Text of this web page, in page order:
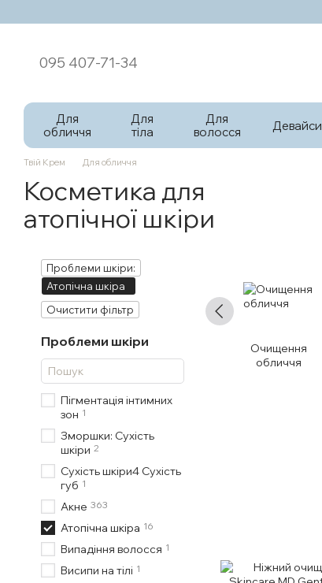
095 407-71-34
Для
обличчя
Для
тіла
Для
волосся
Девайси
Твій Крем Для обличчя
Косметика для
атопічної шкіри
Очищення
обличчя
Проблеми шкіри:
Атопічна шкіра
Очистити фільтр
Проблеми шкіри
Пігментація інтимних
зон 1
Зморшки: Сухість
шкіри 2
Сухість шкіри4 Сухість
губ 1
Акне 363
Атопічна шкіра 16
Випадіння волосся 1
Висипи на тілі 1